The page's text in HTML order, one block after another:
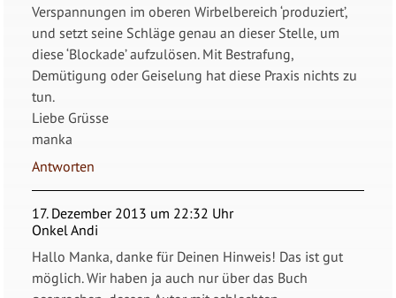
Verspannungen im oberen Wirbelbereich ‘produziert’,
und setzt seine Schläge genau an dieser Stelle, um
diese ‘Blockade’ aufzulösen. Mit Bestrafung,
Demütigung oder Geiselung hat diese Praxis nichts zu
tun.
Liebe Grüsse
manka
Antworten
17. Dezember 2013 um 22:32 Uhr
Onkel Andi
Hallo Manka, danke für Deinen Hinweis! Das ist gut
möglich. Wir haben ja auch nur über das Buch